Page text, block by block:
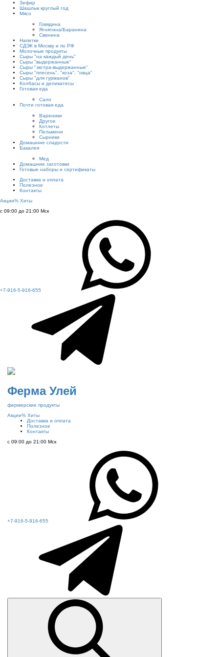
Зефир
Шашлык круглый год
Мясо
Говядина
Ягнятина/Баранина
Свинина
Напитки
СДЭК в Москву и по РФ
Молочные продукты
Сыры "на каждый день"
Сыры "выдержанные"
Сыры "экстра-выдержанные"
Сыры "плесень", "коза", "овца"
Сыры "для гурманов"
Колбасы и деликатесы
Готовая еда
Сало
Почти готовая еда
Вареники
Другое
Котлеты
Пельмени
Сырники
Домашние сладости
Бакалея
Мед
Домашние заготовки
Готовые наборы и сертификаты
Доставка и оплата
Полезное
Контакты
Акции% Хиты
с 09:00 до 21:00 Мск
+7-916-5-916-655
Ферма Улей
фермерские продукты
Акции% Хиты
Доставка и оплата
Полезное
Контакты
с 09:00 до 21:00 Мск
+7-916-5-916-655